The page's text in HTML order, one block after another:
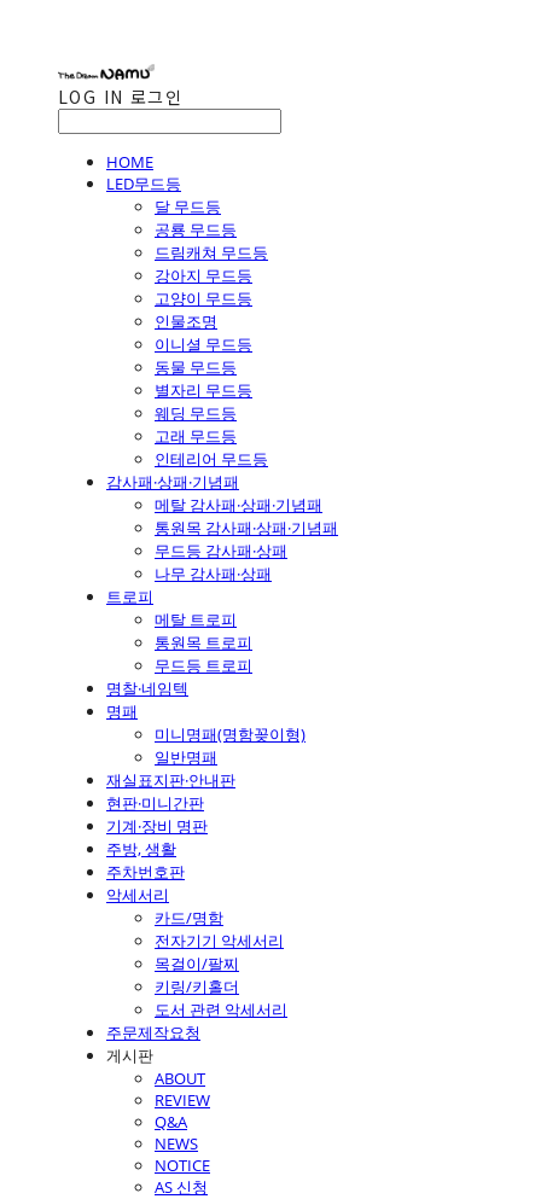
LOG IN 로그인
HOME
LED무드등
달 무드등
공룡 무드등
드림캐쳐 무드등
강아지 무드등
고양이 무드등
인물조명
이니셜 무드등
동물 무드등
별자리 무드등
웨딩 무드등
고래 무드등
인테리어 무드등
감사패·상패·기념패
메탈 감사패·상패·기념패
통원목 감사패·상패·기념패
무드등 감사패·상패
나무 감사패·상패
트로피
메탈 트로피
통원목 트로피
무드등 트로피
명찰·네임텍
명패
미니명패(명함꽂이형)
일반명패
재실표지판·안내판
현판·미니간판
기계·장비 명판
주방, 생활
주차번호판
악세서리
카드/명함
전자기기 악세서리
목걸이/팔찌
키링/키홀더
도서 관련 악세서리
주문제작요청
게시판
ABOUT
REVIEW
Q&A
NEWS
NOTICE
AS 신청